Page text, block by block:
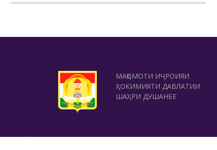
МАҚОМОТИ ИҶРОИЯИ
ҲОКИМИЯТИ ДАВЛАТИИ
ШАҲРИ ДУШАНБЕ